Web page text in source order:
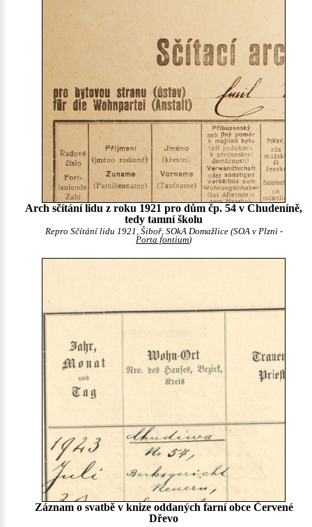
Arch sčítání lidu z roku 1921 pro dům čp. 54 v Chudeníně,
tedy tamní školu
Repro Sčítání lidu 1921, Šiboř, SOkA Domažlice (SOA v Plzni -
Porta fontium)
Záznam o svatbě v knize oddaných farní obce Červené
Dřevo